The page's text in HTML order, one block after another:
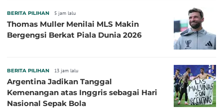
BERITA PILIHAN 5 jam lalu
Thomas Muller Menilai MLS Makin
Bergengsi Berkat Piala Dunia 2026
BERITA PILIHAN 13 jam lalu
Argentina Jadikan Tanggal
Kemenangan atas Inggris sebagai Hari
Nasional Sepak Bola